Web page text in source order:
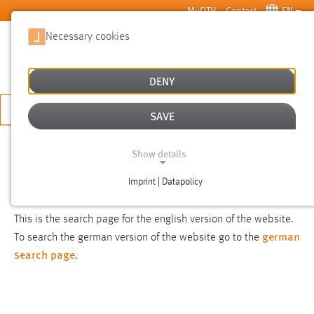
Skip to main content MyOTH Contact EN
APPLY NOW
This is the search page for the english version of the website.
To search the german version of the website go to the german
search page.
Necessary cookies
DENY
SAVE
Show details
Imprint | Datapolicy